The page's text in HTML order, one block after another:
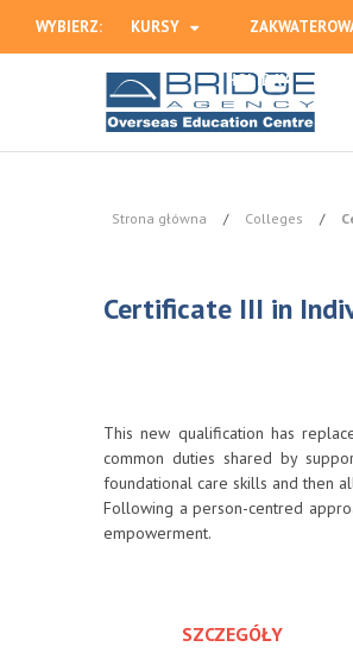
WYBIERZ: KURSY
HOLIDAY
Strona główna / Colleges /
Certificate III in
This new qualification has
common duties shared by
foundational care skills and then
Following a person-centred
empowerment.
SZCZEGÓŁY